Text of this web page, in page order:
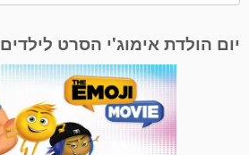
יום הולדת אימוג'י הסרט לילדים